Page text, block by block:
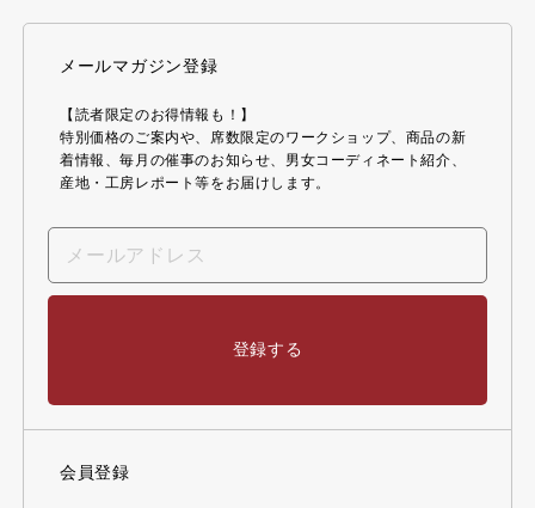
メールマガジン登録
【読者限定のお得情報も！】
特別価格のご案内や、席数限定のワークショップ、商品の新
着情報、毎月の催事のお知らせ、男女コーディネート紹介、
産地・工房レポート等をお届けします。
登録する
会員登録